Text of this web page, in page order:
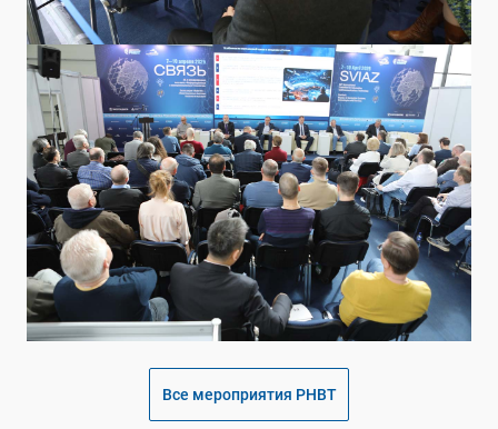
Все мероприятия РНВТ